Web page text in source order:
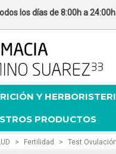
los días de 8:00h a 24:00h
Y
PRODUCTOS
> Fertilidad > Test Ovulación